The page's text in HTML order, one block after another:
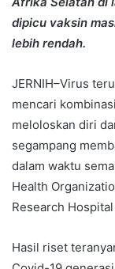
dipicu vaksin
lebih rendah.
JERNIH–Virus
mencari
meloloskan diri
segampang
dalam waktu
Health
Research
Hasil riset